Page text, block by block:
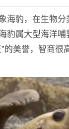
海豹，在生物
豹属大型海洋哺
的美誉，智商很